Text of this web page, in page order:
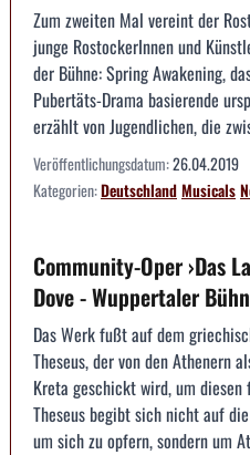
Zum zweiten Mal vereint der
junge RostockerInnen und
der Bühne: Spring Awakening,
Pubertäts-Drama basierende
erzählt von Jugendlichen, die
Veröffentlichungsdatum:26.04.2019
Kategorien:DeutschlandMusicals
Community-Oper ›Das
Dove - Wuppertaler
Das Werk fußt auf dem
Theseus, der von den Athenern
Kreta geschickt wird, um
Theseus begibt sich nicht auf
um sich zu opfern, sondern um